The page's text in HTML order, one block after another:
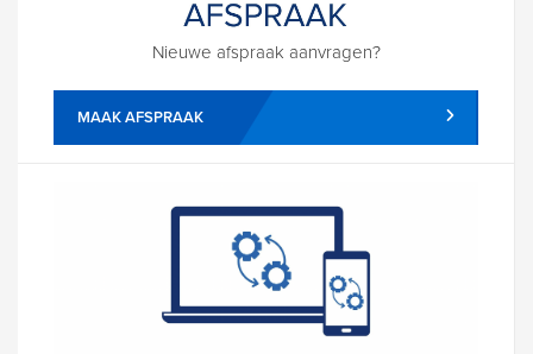
Nieuwe afspraak aanvragen?
MAAK AFSPRAAK